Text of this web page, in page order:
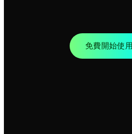
免費開始使用